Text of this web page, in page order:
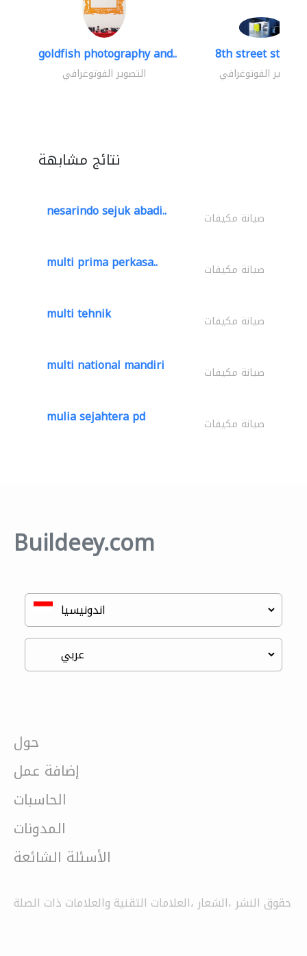
goldfish photography and..
التصوير الفوتوغرافي
8th street studios
التصوير الفوتوغرافي
نتائج مشابهة
nesarindo sejuk abadi.. صيانة مكيفات
multi prima perkasa.. صيانة مكيفات
multi tehnik صيانة مكيفات
multi national mandiri صيانة مكيفات
mulia sejahtera pd صيانة مكيفات
Buildeey.com
حول
إضافة عمل
الحاسبات
المدونات
الأسئلة الشائعة
حقوق النشر ،الشعار ،العلامات التقنية والعلامات ذات الصلة